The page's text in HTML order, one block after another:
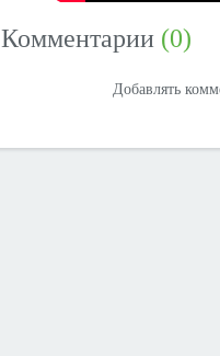
Комментарии (0)
Добавлять